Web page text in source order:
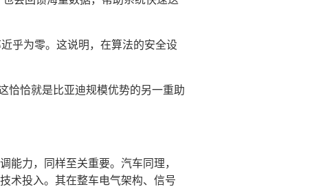
乎为零。这说明，在算法的安全设
恰恰就是比亚迪规模优势的另一重助
能力，同样至关重要。汽车同理，
术投入。其在整车电气架构、信号